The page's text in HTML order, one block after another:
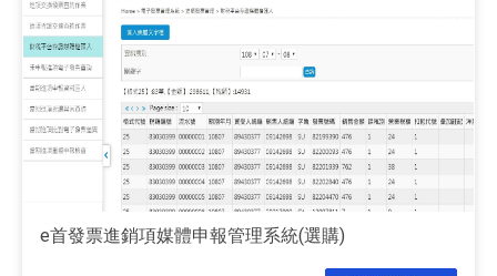
e首發票進銷項媒體申報管理系統(選購)